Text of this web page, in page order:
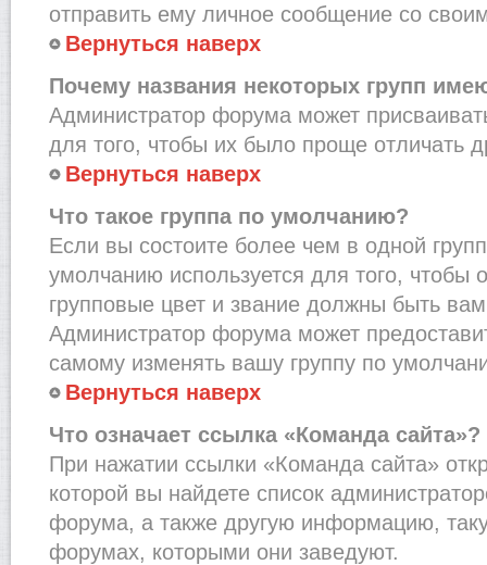
отправить ему личное сообщение со
Вернуться наверх
Почему названия некоторых групп
Администратор форума может
для того, чтобы их было проще отличать
Вернуться наверх
Что такое группа по умолчанию?
Если вы состоите более чем в одной
умолчанию используется для того, чтобы
групповые цвет и звание должны быть
Администратор форума может
самому изменять вашу группу по
Вернуться наверх
Что означает ссылка «Команда сайта»?
При нажатии ссылки «Команда сайта»
которой вы найдете список
форума, а также другую информацию,
форумах, которыми они заведуют.